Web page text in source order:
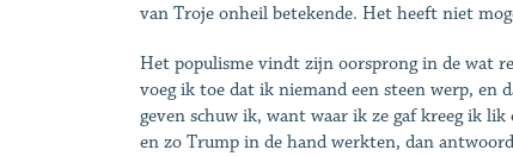
van Troje onheil betekende. Het heeft niet
Het populisme vindt zijn oorsprong in de wat
voeg ik toe dat ik niemand een steen werp,
geven schuw ik, want waar ik ze gaf kreeg ik
en zo Trump in de hand werkten, dan